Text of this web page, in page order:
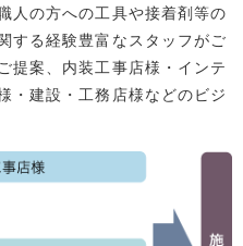
人の方への工具や接着剤等の
する経験豊富なスタッフがご
提案、内装工事店様・インテ
・建設・工務店様などのビジ